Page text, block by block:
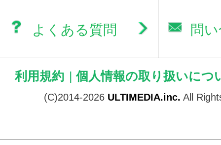
よくある質問 問
利用規約 | 個人情報の取り扱いにつ
(C)2014-2026 ULTIMEDIA.inc. All